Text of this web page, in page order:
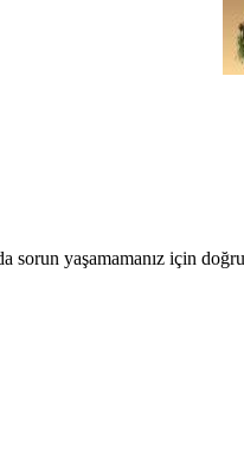
sorun yaşamamanız için